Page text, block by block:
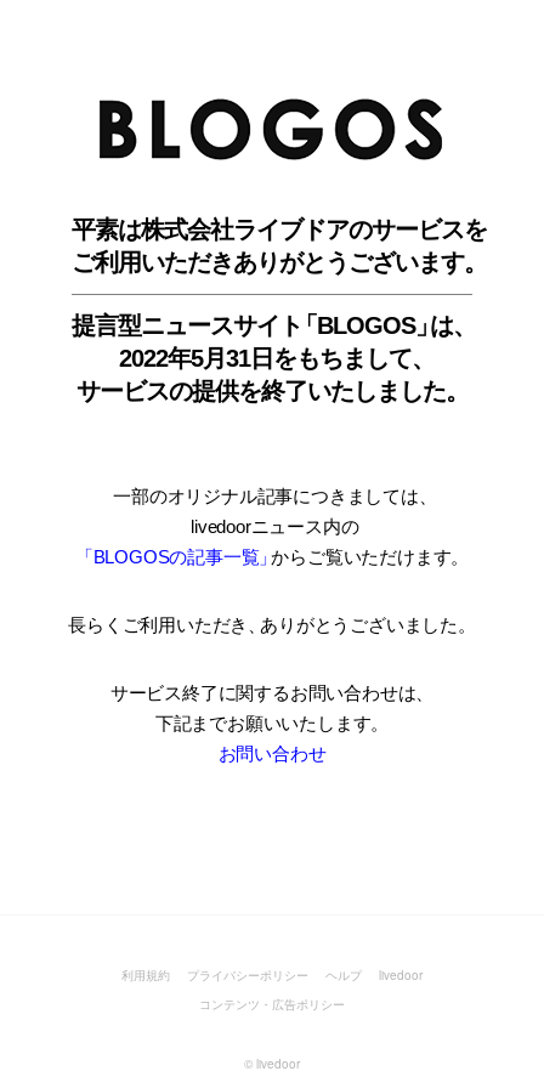
平素は株式会社ライブドアのサービスを
ご利用いただきありがとうございます。
提言型ニュースサイ ト「BLOGOS」は、
2022年5月31日をもちまして、
サービスの提供を終了いたしました。
一部のオリジナル記事につきましては
livedoorニュース内の
「BLOGOSの記事一覧」からご覧いただけます。
長らくご利用いただき ありがとうございました。
サービス終了に関するお問い合わせは、
下記までお願いいたします。
お問い合わせ
利用規約 プライバシーポリシー ヘルプ
livedoor
コンテンツ・広告ポリシー
© livedoor